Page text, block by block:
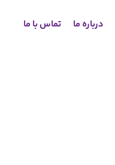
درباره ما تماس با ما